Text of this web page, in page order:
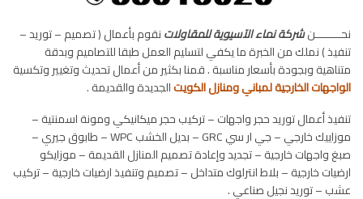
نحــــــــنشركة نماء الآسيوية للمقاولاتنقوم بأعمال ( تصميم – توريد –
تنفيذ ) نملك من الخبرة ما يكفي لتسليم العمل طبقا للتصاميم وبدقة
متناهية وبجودة بأسعار مناسبة . قمنا بكثير من أعمال تحديث وتغيير وتكسية
الواجهات الخارجية لمباني ومنازل الكويتالجديدة والقديمة .
تنفيذ أعمال توريد حجر واجهات – تركيب حجر ميكانيكي ومونة اسمنتية –
موزاييك خارجي – جي ار سي GRC – بديل الخشب WPC – طابوق جيري –
صبغ واجهات خارجية – تجديد وإعادة تصميم المنازل القديمة – موزايكو
ارضيات خارجية – بلاط انترلوك متداخل – تصميم وتنفيذ ارضيات خارجية – تركيب
عشب – توريد نجيل صناعي .